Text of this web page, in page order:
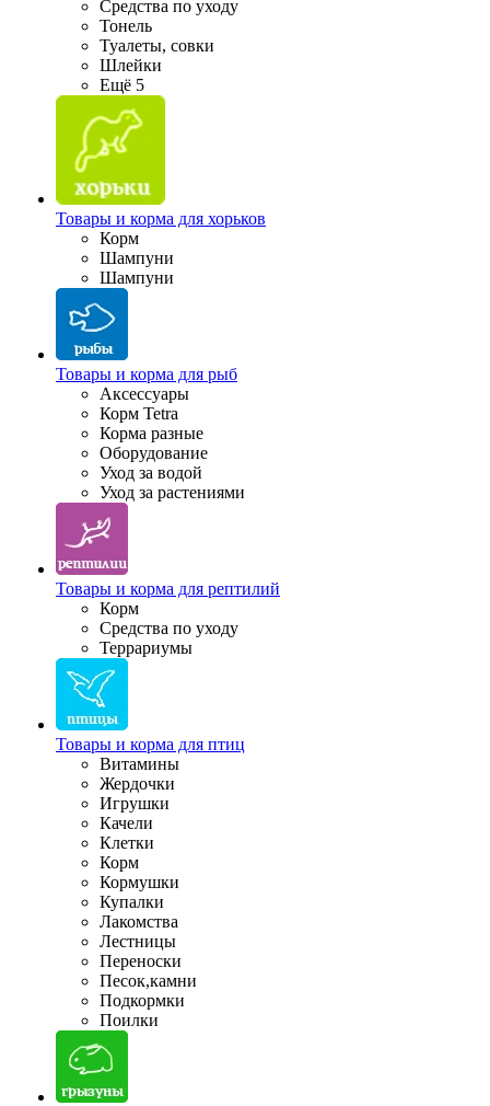
Средства по уходу
Тонель
Туалеты, совки
Шлейки
Ещё 5
Товары и корма для хорьков
Корм
Шампуни
Шампуни
Товары и корма для рыб
Аксессуары
Корм Tetra
Корма разные
Оборудование
Уход за водой
Уход за растениями
Товары и корма для рептилий
Корм
Средства по уходу
Террариумы
Товары и корма для птиц
Витамины
Жердочки
Игрушки
Качели
Клетки
Корм
Кормушки
Купалки
Лакомства
Лестницы
Переноски
Песок,камни
Подкормки
Поилки